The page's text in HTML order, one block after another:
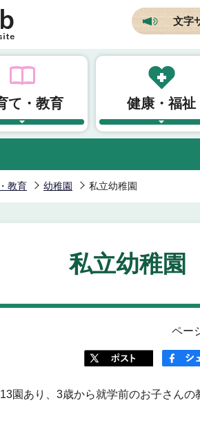
文字
て・教育 健康・福祉
教育 幼稚園 私立幼稚園
私立幼稚園
ペー
園あり、3歳から就学前のお子さんの